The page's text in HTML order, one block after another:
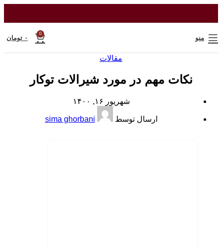
منو
0
۰ تومان
مقالات
نکات مهم در مورد شیرالات توکار
شهریور ۱۶, ۱۴۰۰
ارسال توسط sima ghorbani